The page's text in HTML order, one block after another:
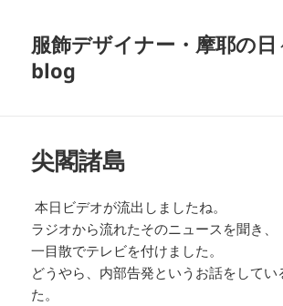
服飾デザイナー・摩耶の日
blog
尖閣諸島
本日ビデオが流出しましたね。
ラジオから流れたそのニュースを聞き、
一目散でテレビを付けました。
どうやら、内部告発というお話をしてい
た。